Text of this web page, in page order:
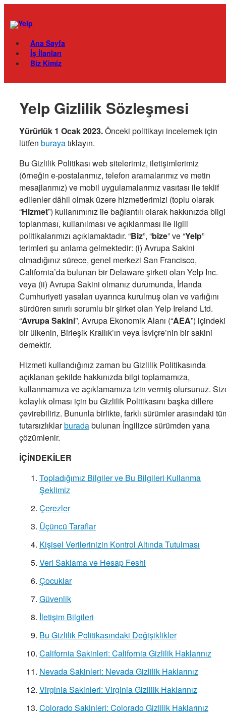
content
Ana Sayfa
İş İlanları
Biz Kimiz
Yelp Gizlilik Sözleşmesi
Yürürlük 1 Ocak 2023.Önceki politikayı incelemek için
lütfen burayatıklayın.
Bu Gizlilik Politikası web sitelerimiz, iletişimlerimiz
(örneğin e-postalarımız, telefon aramalarımız ve metin
mesajlarımız) ve mobil uygulamalarımız vasıtası ile teklif
edilenler dâhil olmak üzere hizmetlerimizi (toplu olarak
“Hizmet”) kullanımınız ile bağlantılı olarak hakkınızda bilgi
toplanması, kullanılması ve açıklanması ile ilgili
politikalarımızı açıklamaktadır. “Biz”, “bize” ve “Yelp”
terimleri şu anlama gelmektedir: (i) Avrupa Sakini
olmadığınız sürece, genel merkezi San Francisco,
California’da bulunan bir Delaware şirketi olan Yelp Inc.
veya (ii) Avrupa Sakini olmanız durumunda, İrlanda
Cumhuriyeti yasaları uyarınca kurulmuş olan ve varlığını
sürdüren sınırlı sorumlu bir şirket olan Yelp Ireland Ltd.
“Avrupa Sakini”, Avrupa Ekonomik Alanı (“AEA”) içindeki
bir ülkenin, Birleşik Krallık’ın veya İsviçre’nin bir sakini
demektir.
Hizmeti kullandığınız zaman bu Gizlilik Politikasında
açıklanan şekilde hakkınızda bilgi toplamamıza,
kullanmamıza ve açıklamamıza izin vermiş olursunuz.
kolaylık olması için bu Gizlilik Politikasını başka dillere
çevirebiliriz. Bununla birlikte, farklı sürümler arasındaki
tutarsızlıklarburadabulunan İngilizce sürümden yana
çözümlenir.
İÇİNDEKİLER
Topladığımız Bilgiler ve Bu Bilgileri Kullanma
Şeklimiz
Çerezler
Üçüncü Taraflar
Kişisel Verilerinizin Kontrol Altında Tutulması
Veri Saklama ve Hesap Feshi
Çocuklar
Güvenlik
İletişim Bilgileri
Bu Gizlilik Politikasındaki Değişiklikler
California Sakinleri: California Gizlilik Haklarınız
Nevada Sakinleri: Nevada Gizlilik Haklarınız
Virginia Sakinleri: Virginia Gizlilik Haklarınız
Colorado Sakinleri: Colorado Gizlilik Haklarınız